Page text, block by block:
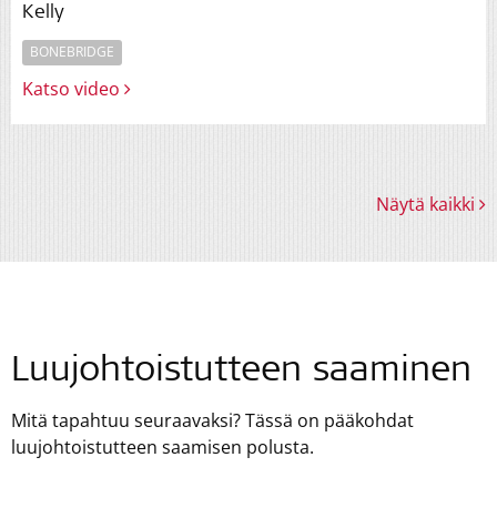
Kelly
BONEBRIDGE
Katso video
Näytä kaikki
Luujohtoistutteen saaminen
Mitä tapahtuu seuraavaksi? Tässä on pääkohdat
luujohtoistutteen saamisen polusta.